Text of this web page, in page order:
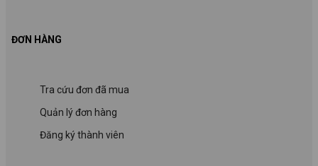
ĐƠN HÀNG
Tra cứu đơn đã mua
Quản lý đơn hàng
Đăng ký thành viên